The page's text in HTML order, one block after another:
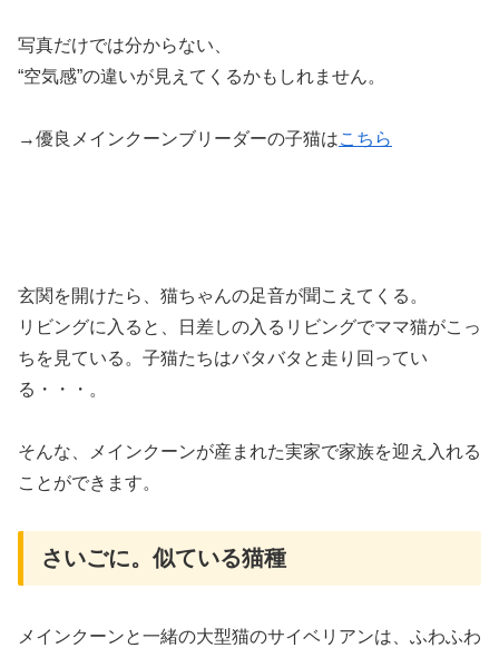
写真だけでは分からない、
“空気感”の違いが見えてくるかもしれません。
→優良メインクーンブリーダーの子猫はこちら
玄関を開けたら、猫ちゃんの足音が聞こえてくる。
リビングに入ると、日差しの入るリビングでママ猫がこっ
ちを見ている。子猫たちはバタバタと走り回ってい
る・・・。
そんな、メインクーンが産まれた実家で家族を迎え入れる
ことができます。
さいごに。似ている猫種
メインクーンと一緒の大型猫のサイベリアンは、ふわふわ